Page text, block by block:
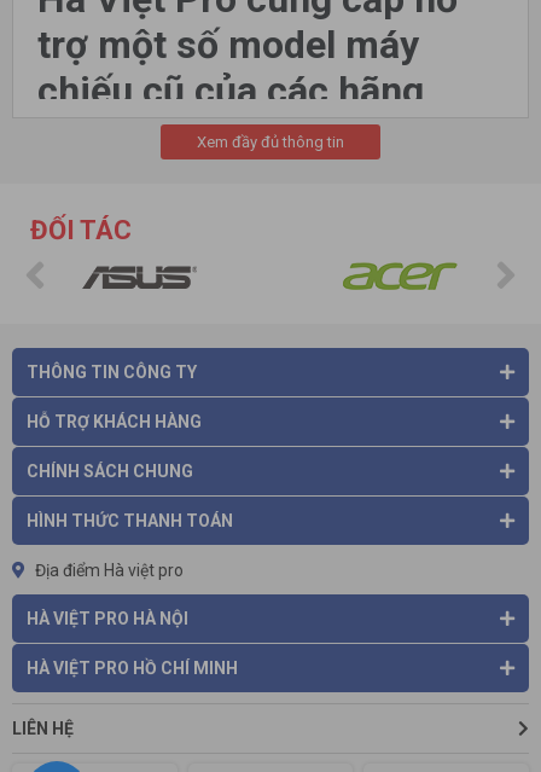
trợ một số model máy
chiếu cũ của các hãng
Optoma, BenQ, Infocus,
Hitachi, Toshiba, Nec, ....
Xem đầy đủ thông tin
ĐỐI TÁC
THÔNG TIN CÔNG TY
HỖ TRỢ KHÁCH HÀNG
CHÍNH SÁCH CHUNG
HÌNH THỨC THANH TOÁN
Địa điểm Hà việt pro
HÀ VIỆT PRO HÀ NỘI
HÀ VIỆT PRO HỒ CHÍ MINH
LIÊN HỆ